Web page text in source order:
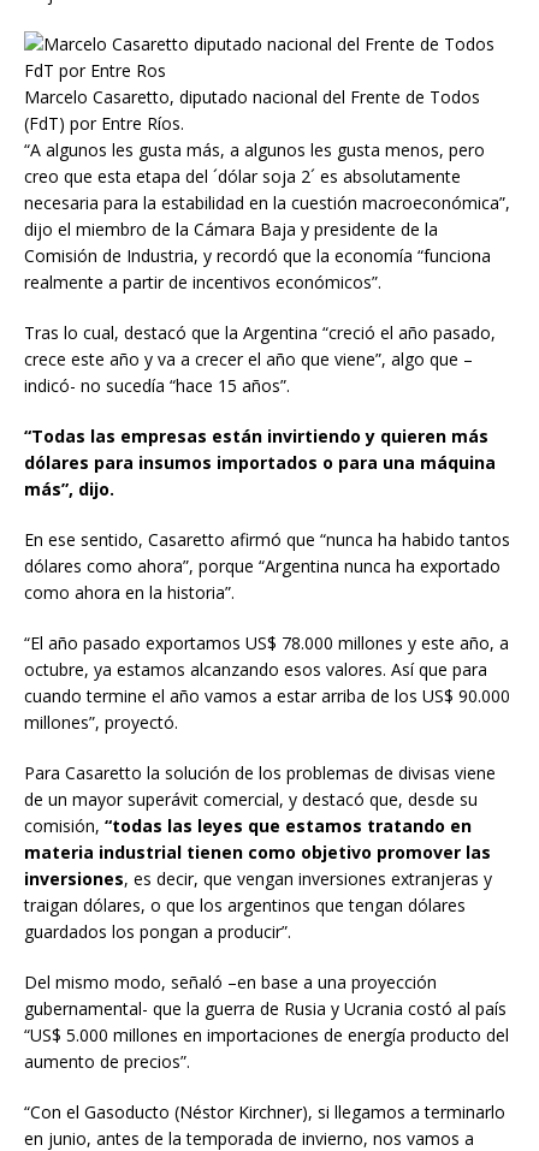
Marcelo Casaretto, diputado nacional del Frente de Todos
(FdT) por Entre Ríos.
“A algunos les gusta más, a algunos les gusta menos, pero
creo que esta etapa del ´dólar soja 2´ es absolutamente
necesaria para la estabilidad en la cuestión macroeconómica”,
dijo el miembro de la Cámara Baja y presidente de la
Comisión de Industria, y recordó que la economía “funciona
realmente a partir de incentivos económicos”.
Tras lo cual, destacó que la Argentina “creció el año pasado,
crece este año y va a crecer el año que viene”, algo que –
indicó- no sucedía “hace 15 años”.
“Todas las empresas están invirtiendo y quieren más
dólares para insumos importados o para una máquina
más”, dijo.
En ese sentido, Casaretto afirmó que “nunca ha habido tantos
dólares como ahora”, porque “Argentina nunca ha exportado
como ahora en la historia”.
“El año pasado exportamos US$ 78.000 millones y este año, a
octubre, ya estamos alcanzando esos valores. Así que para
cuando termine el año vamos a estar arriba de los US$ 90.000
millones”, proyectó.
Para Casaretto la solución de los problemas de divisas viene
de un mayor superávit comercial, y destacó que, desde su
comisión, “todas las leyes que estamos tratando en
materia industrial tienen como objetivo promover las
inversiones, es decir, que vengan inversiones extranjeras y
traigan dólares, o que los argentinos que tengan dólares
guardados los pongan a producir”.
Del mismo modo, señaló –en base a una proyección
gubernamental- que la guerra de Rusia y Ucrania costó al país
“US$ 5.000 millones en importaciones de energía producto del
aumento de precios”.
“Con el Gasoducto (Néstor Kirchner), si llegamos a terminarlo
en junio, antes de la temporada de invierno, nos vamos a